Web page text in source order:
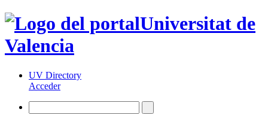
Universitat de
Valencia
UV Directory
Acceder